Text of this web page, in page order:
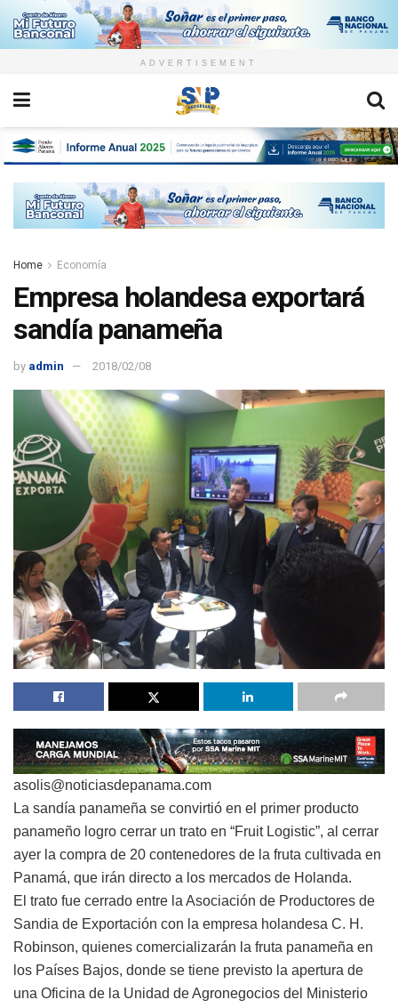
ADVERTISEMENT
Home Economía
Empresa holandesa exportará
sandía panameña
by admin 2018/02/08
asolis@noticiasdepanama.com
La sandía panameña se convirtió en el primer producto
panameño logro cerrar un trato en “Fruit Logistic”, al cerrar
ayer la compra de 20 contenedores de la fruta cultivada en
Panamá, que irán directo a los mercados de Holanda.
El trato fue cerrado entre la Asociación de Productores de
Sandia de Exportación con la empresa holandesa C. H.
Robinson, quienes comercializarán la fruta panameña en
los Países Bajos, donde se tiene previsto la apertura de
una Oficina de la Unidad de Agronegocios del Ministerio